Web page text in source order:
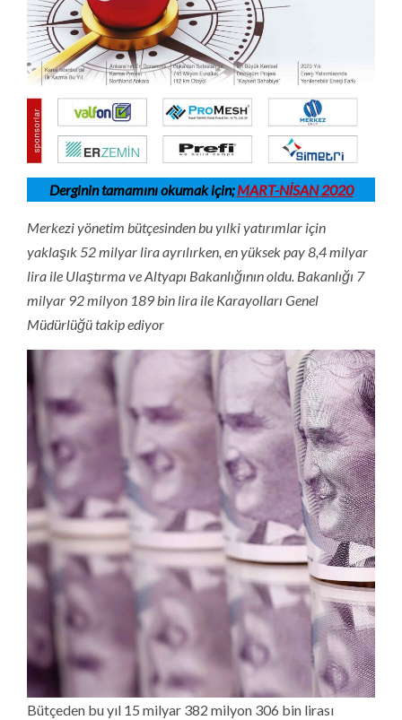
Derginin tamamını okumak için;MART-NİSAN 2020
Merkezi yönetim bütçesinden bu yılki yatırımlar için
yaklaşık 52 milyar lira ayrılırken, en yüksek pay 8,4 milyar
lira ile Ulaştırma ve Altyapı Bakanlığının oldu. Bakanlığı 7
milyar 92 milyon 189 bin lira ile Karayolları Genel
Müdürlüğü takip ediyor
Bütçeden bu yıl 15 milyar 382 milyon 306 bin lirası